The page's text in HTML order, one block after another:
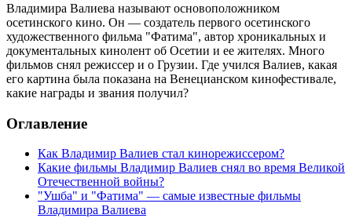
Владимира Валиева называют основоположником
осетинского кино. Он — создатель первого осетинского
художественного фильма "Фатима", автор хроникальных и
документальных кинолент об Осетии и ее жителях. Много
фильмов снял режиссер и о Грузии. Где учился Валиев, какая
его картина была показана на Венецианском кинофестивале,
какие награды и звания получил?
Оглавление
Как Владимир Валиев стал кинорежиссером?
Какие фильмы Владимир Валиев снял во время Великой
Отечественной войны?
"Ушба" и "Фатима" — самые известные фильмы
Владимира Валиева